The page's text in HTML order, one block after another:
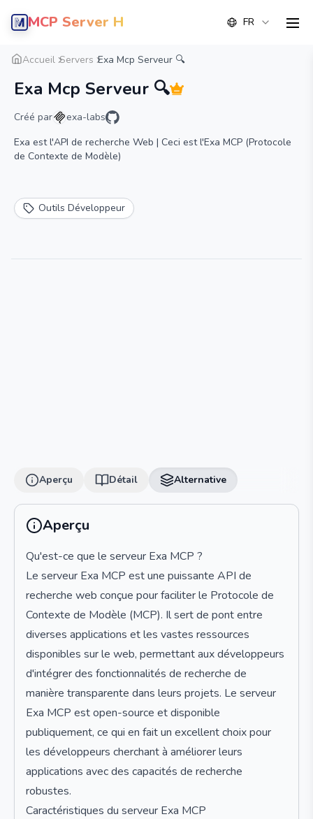
MCP Server Hub FR
Accueil Servers Exa Mcp Serveur 🔍
Exa Mcp Serveur 🔍
Créé par
exa-labs
Exa est l'API de recherche Web | Ceci est l'Exa MCP (Protocole
de Contexte de Modèle)
Outils Développeur
Aperçu Détail Alternative
Aperçu Détail Alternative
Aperçu
Qu'est-ce que le serveur Exa MCP ?
Le serveur Exa MCP est une puissante API de
recherche web conçue pour faciliter le Protocole de
Contexte de Modèle (MCP). Il sert de pont entre
diverses applications et les vastes ressources
disponibles sur le web, permettant aux développeurs
d'intégrer des fonctionnalités de recherche de
manière transparente dans leurs projets. Le serveur
Exa MCP est open-source et disponible
publiquement, ce qui en fait un excellent choix pour
les développeurs cherchant à améliorer leurs
applications avec des capacités de recherche
robustes.
Caractéristiques du serveur Exa MCP